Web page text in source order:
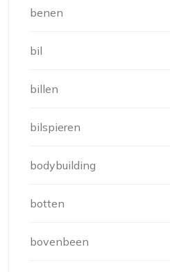
benen
bil
billen
bilspieren
bodybuilding
botten
bovenbeen